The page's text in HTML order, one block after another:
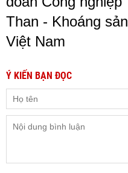
Than - Khoáng sản
Việt Nam
Ý KIẾN BẠN ĐỌC